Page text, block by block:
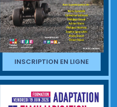
INSCRIPTION EN LIGNE